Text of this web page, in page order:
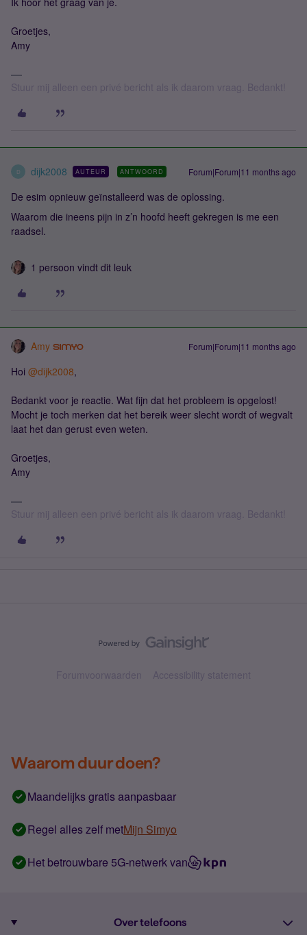
Groetjes,
Amy
Stuur mij alleen een privé bericht als ik daarom vraag. Bedankt!
D dijk2008 AUTEUR ANTWOORD Forum|Forum|11 months ago
De esim opnieuw geïnstalleerd was de oplossing.
Waarom die ineens pijn in z’n hoofd heeft gekregen is me een
raadsel.
1 persoon vindt dit leuk
Amy Forum|Forum|11 months ago
Hoi ​ @dijk2008,
Bedankt voor je reactie. Wat fijn dat het probleem is opgelost!
Mocht je toch merken dat het bereik weer slecht wordt of wegvalt
laat het dan gerust even weten.
Groetjes,
Amy
Stuur mij alleen een privé bericht als ik daarom vraag. Bedankt!
Forumvoorwaarden Accessibility statement
Waarom duur doen?
Maandelijks gratis aanpasbaar
Regel alles zelf metMijn Simyo
Het betrouwbare 5G-netwerk van
Over telefoons